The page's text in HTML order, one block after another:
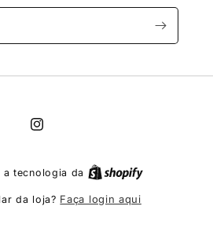
Instagram
tecnologia da
da loja? Faça login aqui